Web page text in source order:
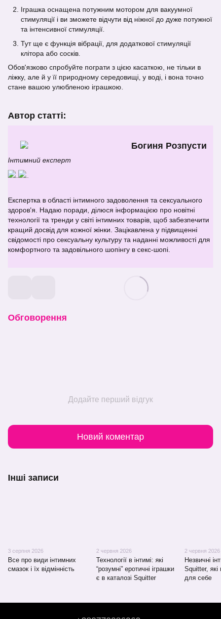
Іграшка оснащена потужним мотором для вакуумної
стимуляції і ви зможете відчути від ніжної до дуже потужної
та інтенсивної стимуляції.
Тут ще є функція вібрації, для додаткової стимуляції
клітора або сосків.
Обов'язково спробуйте пограти з цією касаткою, не тільки в
ліжку, але й у її природному середовищі, у воді, і вона точно
стане вашою улюбленою іграшкою.
Автор статті:
Богиня Розпусти
Інтимний експерт
Експертка в області інтимного задоволення та сексуального
здоров'я. Надаю поради, ділюся інформацією про новітні
технології та тренди у світі інтимних товарів, щоб забезпечити
кращий досвід для кожної жінки. Зацікавлена у підвищенні
свідомості про сексуальну культуру та наданні можливості для
комфортного та задовільного шопінгу в секс-шопі.
Обговорення
Додайте перший відгук
Новий коментар
Інші записи
3 серпня 2026
Все про види інтимних
смазок і їх відмінність
2 червня 2026
Технології в інтимі: які
“розумні” еротичні іграшки
є в каталозі Squitter
2 червня 2026
Незвичні
Squitter, які
для себе